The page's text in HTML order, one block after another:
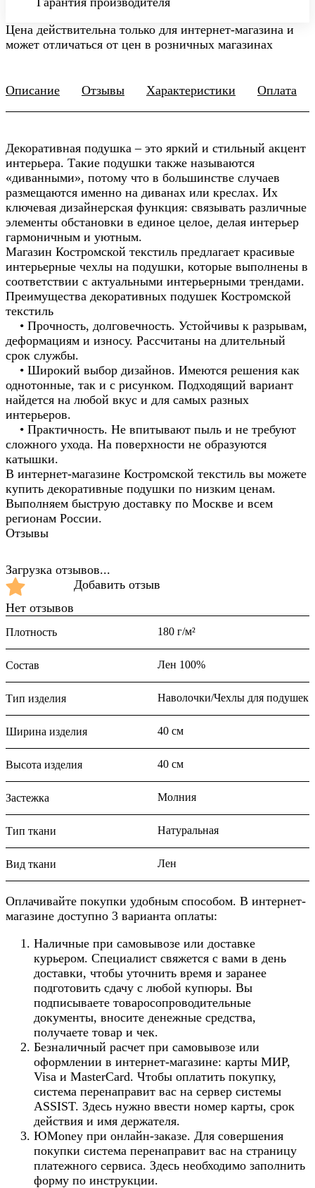
Цена действительна только для интернет-магазина и
может отличаться от цен в розничных магазинах
Описание Отзывы Характеристики Оплата
Декоративная подушка – это яркий и стильный акцент
интерьера. Такие подушки также называются
«диванными», потому что в большинстве случаев
размещаются именно на диванах или креслах. Их
ключевая дизайнерская функция: связывать различные
элементы обстановки в единое целое, делая интерьер
гармоничным и уютным.
Магазин Костромской текстиль предлагает красивые
интерьерные чехлы на подушки, которые выполнены в
соответствии с актуальными интерьерными трендами.
Преимущества декоративных подушек Костромской
текстиль
• Прочность, долговечность. Устойчивы к разрывам,
деформациям и износу. Рассчитаны на длительный
срок службы.
• Широкий выбор дизайнов. Имеются решения как
однотонные, так и с рисунком. Подходящий вариант
найдется на любой вкус и для самых разных
интерьеров.
• Практичность. Не впитывают пыль и не требуют
сложного ухода. На поверхности не образуются
катышки.
В интернет-магазине Костромской текстиль вы можете
купить декоративные подушки по низким ценам.
Выполняем быструю доставку по Москве и всем
регионам России.
Отзывы
Загрузка отзывов...
Нет отзывов
Добавить отзыв
Плотность 180 г/м²
Состав Лен 100%
Тип изделия Наволочки/Чехлы для подушек
Ширина изделия 40 см
Высота изделия 40 см
Застежка Молния
Тип ткани Натуральная
Вид ткани Лен
Оплачивайте покупки удобным способом. В интернет-
магазине доступно 3 варианта оплаты:
Наличные при самовывозе или доставке
курьером. Специалист свяжется с вами в день
доставки, чтобы уточнить время и заранее
подготовить сдачу с любой купюры. Вы
подписываете товаросопроводительные
документы, вносите денежные средства,
получаете товар и чек.
Безналичный расчет при самовывозе или
оформлении в интернет-магазине: карты МИР,
Visa и MasterCard. Чтобы оплатить покупку,
система перенаправит вас на сервер системы
ASSIST. Здесь нужно ввести номер карты, срок
действия и имя держателя.
ЮMoney при онлайн-заказе. Для совершения
покупки система перенаправит вас на страницу
платежного сервиса. Здесь необходимо заполнить
форму по инструкции.